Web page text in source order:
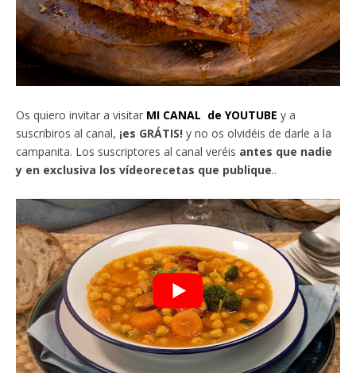
Os quiero invitar a visitar MI CANAL de YOUTUBE y a
suscribiros al canal, ¡es GRÁTIS! y no os olvidéis de darle a la
campanita. Los suscriptores al canal veréis antes que nadie
y en exclusiva los vídeorecetas que publique..